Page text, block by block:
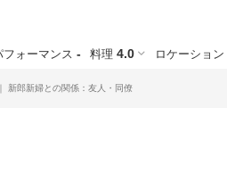
フォーマンス - 料理 4.0 ロケーション
新郎新婦との関係：友人・同僚